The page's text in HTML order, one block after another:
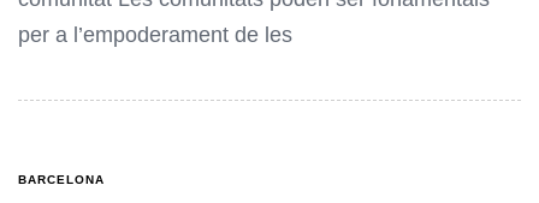
per a l’empoderament de les
BARCELONA